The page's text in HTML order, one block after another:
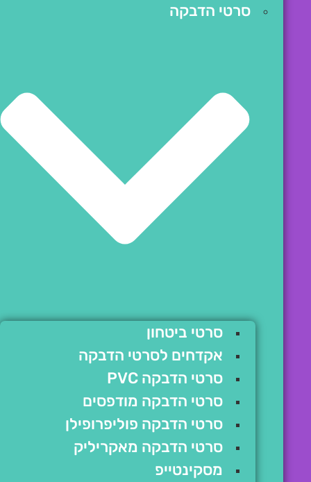
סרטי הדבקה
סרטי ביטחון
אקדחים לסרטי הדבקה
סרטי הדבקה PVC
סרטי הדבקה מודפסים
סרטי הדבקה פוליפרופילן
סרטי הדבקה מאקריליק
מסקינטייפ